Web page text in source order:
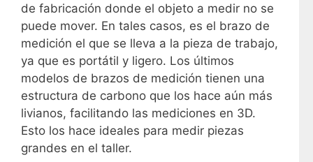
de fabricación donde el objeto a medir no se
puede mover. En tales casos, es el brazo de
medición el que se lleva a la pieza de trabajo,
ya que es portátil y ligero. Los últimos
modelos de brazos de medición tienen una
estructura de carbono que los hace aún más
livianos, facilitando las mediciones en 3D.
Esto los hace ideales para medir piezas
grandes en el taller.